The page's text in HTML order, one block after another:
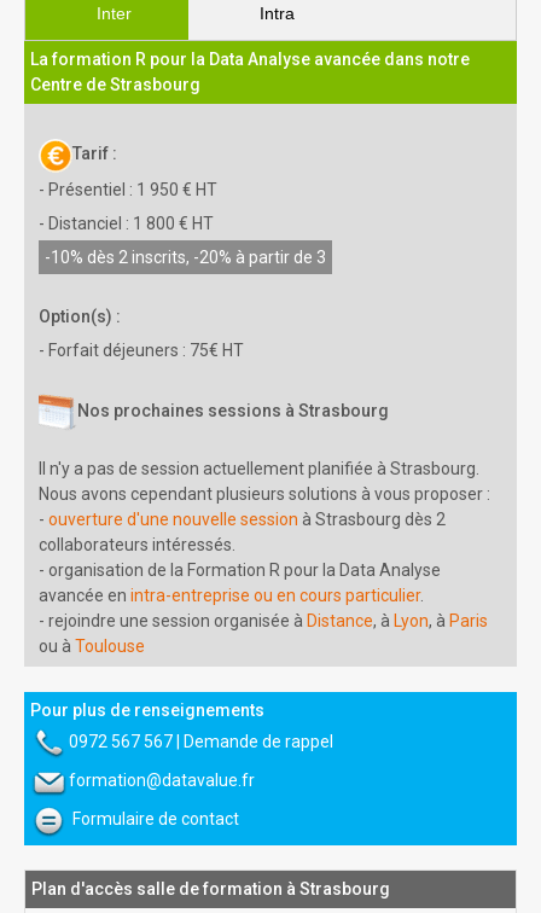
Inter Intra
La formation R pour la Data Analyse avancée dans notre
Centre de Strasbourg
Tarif :
- Présentiel : 1 950 € HT
- Distanciel : 1 800 € HT
-10% dès 2 inscrits, -20% à partir de 3
Option(s) :
- Forfait déjeuners : 75€ HT
Nos prochaines sessions à Strasbourg
Il n'y a pas de session actuellement planifiée à Strasbourg.
Nous avons cependant plusieurs solutions à vous proposer :
- ouverture d'une nouvelle session à Strasbourg dès 2
collaborateurs intéressés.
- organisation de la Formation R pour la Data Analyse
avancée en intra-entreprise ou en cours particulier.
- rejoindre une session organisée à Distance, à Lyon, à Paris
ou à Toulouse
Pour plus de renseignements
0972 567 567| Demande de rappel
formation@datavalue.fr
Formulaire de contact
Plan d'accès salle de formation à Strasbourg